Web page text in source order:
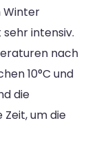
Winter
intensiv.
nach
10°C und
die
Zeit, um die